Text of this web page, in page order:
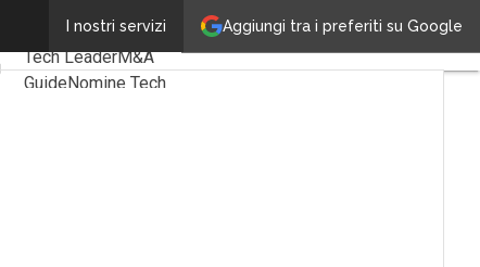
Aggiungi tra i preferiti su Google
I nostri servizi
Email
Ultimi articoli
Tech LeaderM&A
GuideNomine Tech